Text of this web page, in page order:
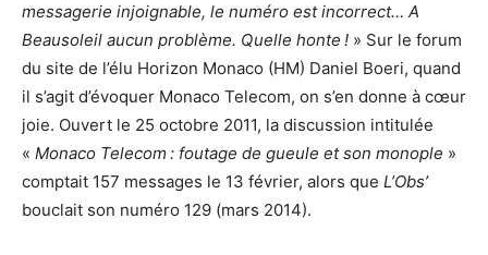
messagerie injoignable, le numéro est incorrect… A
Beausoleil aucun problème. Quelle honte ! » Sur le forum
du site de l’élu Horizon Monaco (HM) Daniel Boeri, quand
il s’agit d’évoquer Monaco Telecom, on s’en donne à cœur
joie. Ouvert le 25 octobre 2011, la discussion intitulée
« Monaco Telecom : foutage de gueule et son monople »
comptait 157 messages le 13 février, alors que L’Obs’
bouclait son numéro 129 (mars 2014).